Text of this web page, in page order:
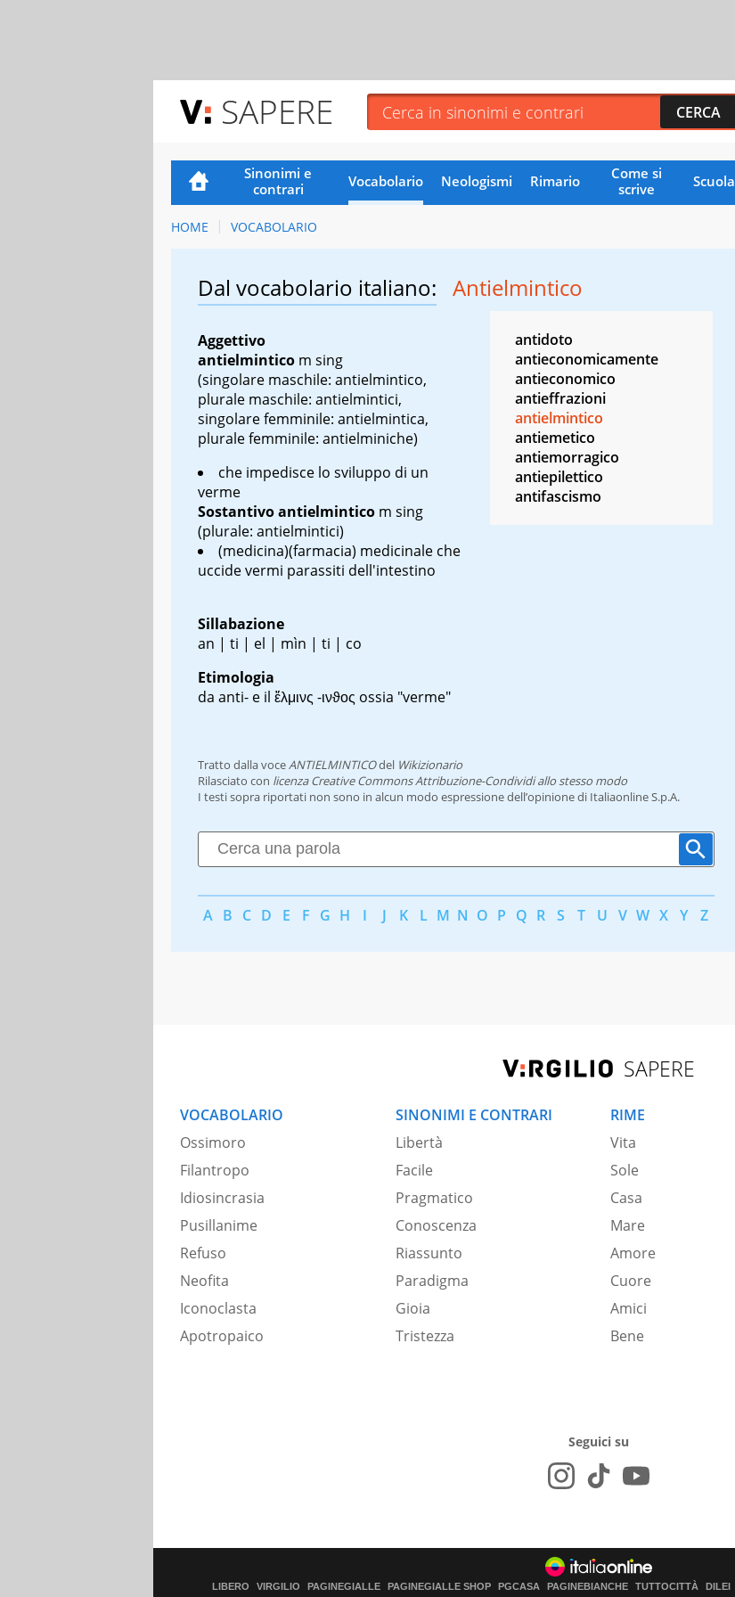
SAPERE
Sinonimi e
contrari
Vocabolario Neologismi Rimario
Come si
scrive
Scuola
HOME VOCABOLARIO
Dal vocabolario italiano: Antielmintico
Aggettivo
antielmintico m sing
(singolare maschile: antielmintico,
plurale maschile: antielmintici,
singolare femminile: antielmintica,
plurale femminile: antielminiche)
che impedisce lo sviluppo di un
verme
Sostantivoantielmintico m sing
(plurale: antielmintici)
(medicina)(farmacia) medicinale che
uccide vermi parassiti dell'intestino
Sillabazione
an | ti | el | mìn | ti | co
Etimologia
da anti- e il ἕλμινς -ινϑος ossia "verme"
antidoto
antieconomicamente
antieconomico
antieffrazioni
antielmintico
antiemetico
antiemorragico
antiepilettico
antifascismo
Tratto dalla voce ANTIELMINTICOdel Wikizionario
Rilasciato con licenza Creative Commons Attribuzione-Condividi allo stesso modo
I testi sopra riportati non sono in alcun modo espressione dell’opinione di Italiaonline S.p.A.
A B C D E F G H I J K L M N O P Q R S T U V W X Y Z
SAPERE
VOCABOLARIO
Ossimoro
Filantropo
Idiosincrasia
Pusillanime
Refuso
Neofita
Iconoclasta
Apotropaico
SINONIMI E CONTRARI
Libertà
Facile
Pragmatico
Conoscenza
Riassunto
Paradigma
Gioia
Tristezza
RIME
Vita
Sole
Casa
Mare
Amore
Cuore
Amici
Bene
Seguici su
LIBERO VIRGILIO PAGINEGIALLE PAGINEGIALLE SHOP PGCASA PAGINEBIANCHE TUTTOCITTÀ DILEI